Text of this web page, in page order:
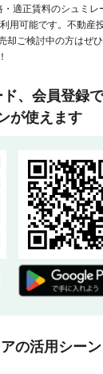
適正賃料のシュミ
用可能です。不動産
却ご検討中の方はぜ
、 会員登録
が使えます
の活用シーン